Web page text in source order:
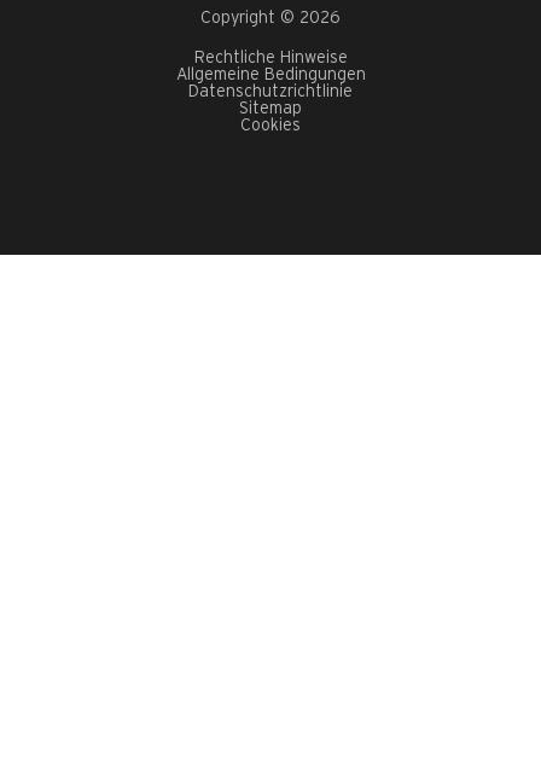
Copyright © 2026
Rechtliche Hinweise
Allgemeine Bedingungen
Datenschutzrichtlinie
Sitemap
Cookies